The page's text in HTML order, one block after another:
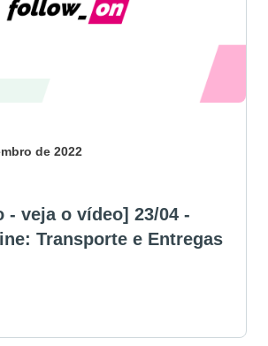
de 2022
- veja o vídeo] 23/04 -
Transporte e Entregas